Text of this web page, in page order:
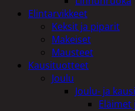
Elintarvikkeet
Keksit ja piparit
Makeiset
Mausteet
Kausituotteet
Joulu
Joulu- ja